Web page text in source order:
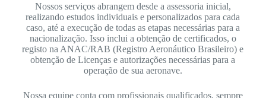
Nossos serviços abrangem desde a assessoria inicial,
realizando estudos individuais e personalizados para cada
caso, até a execução de todas as etapas necessárias para a
nacionalização. Isso inclui a obtenção de certificados, o
registo na ANAC/RAB (Registro Aeronáutico Brasileiro) e
obtenção de Licenças e autorizações necessárias para a
operação de sua aeronave.
Nossa equipe conta com profissionais qualificados, sempre